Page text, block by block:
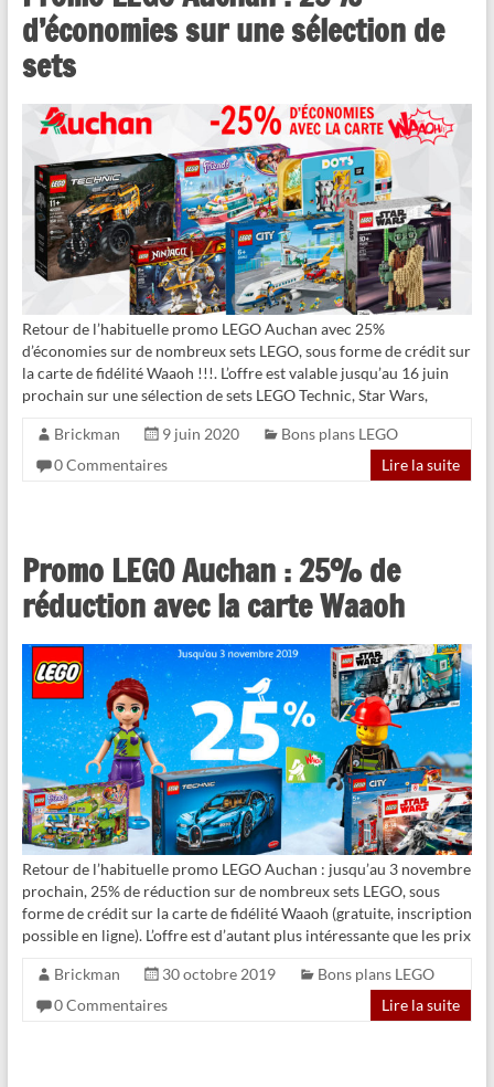
d’économies sur une sélection de
sets
Retour de l’habituelle promo LEGO Auchan avec 25%
d’économies sur de nombreux sets LEGO, sous forme de crédit sur
la carte de fidélité Waaoh !!!. L’offre est valable jusqu’au 16 juin
prochain sur une sélection de sets LEGO Technic, Star Wars,
Brickman 9 juin 2020
Bons plans LEGO
0 Commentaires
Lire la suite
Promo LEGO Auchan : 25% de
réduction avec la carte Waaoh
Retour de l’habituelle promo LEGO Auchan : jusqu’au 3 novembre
prochain, 25% de réduction sur de nombreux sets LEGO, sous
forme de crédit sur la carte de fidélité Waaoh (gratuite, inscription
possible en ligne). L’offre est d’autant plus intéressante que les prix
Brickman 30 octobre 2019
Bons plans LEGO
0 Commentaires
Lire la suite